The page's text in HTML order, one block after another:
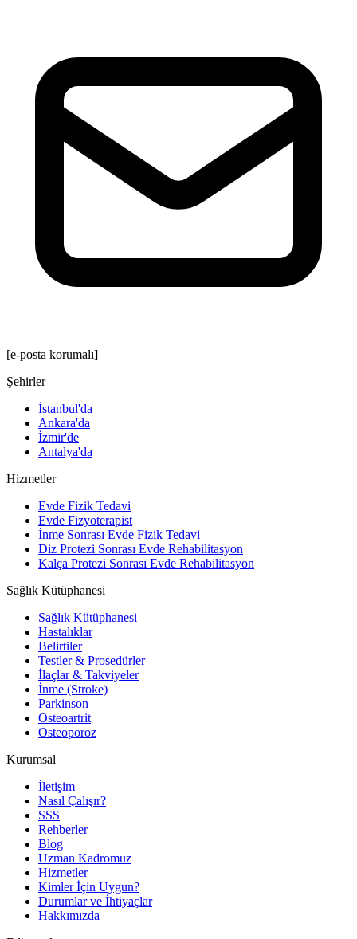
[e-posta korumalı]
Şehirler
İstanbul'da
Ankara'da
İzmir'de
Antalya'da
Hizmetler
Evde Fizik Tedavi
Evde Fizyoterapist
İnme Sonrası Evde Fizik Tedavi
Diz Protezi Sonrası Evde Rehabilitasyon
Kalça Protezi Sonrası Evde Rehabilitasyon
Sağlık Kütüphanesi
Sağlık Kütüphanesi
Hastalıklar
Belirtiler
Testler & Prosedürler
İlaçlar & Takviyeler
İnme (Stroke)
Parkinson
Osteoartrit
Osteoporoz
Kurumsal
İletişim
Nasıl Çalışır?
SSS
Rehberler
Blog
Uzman Kadromuz
Hizmetler
Kimler İçin Uygun?
Durumlar ve İhtiyaçlar
Hakkımızda